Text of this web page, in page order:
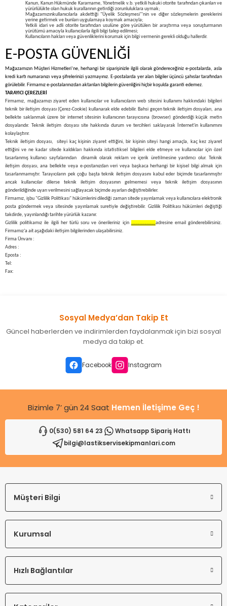
Kanun, Kanun Hükmünde Kararname, Yönetmelik v.b. yetkili hukuki otorite tarafından çıkarılan ve
yürürlülükte olan hukuk kurallarının getirdiği zorunluluklara uymak;
Mağazamızınkullanıcılarla akdettiği "Üyelik Sözleşmesi"'nin ve diğer sözleşmelerin gereklerini
yerine getirmek ve bunları uygulamaya koymak amacıyla;
Yetkili idari ve adli otorite tarafından usulüne göre yürütülen bir araştırma veya soruşturmanın
yürütümü amacıyla kullanıcılarla ilgili bilgi talep edilmesi;
Kullanıcıların hakları veya güvenliklerini korumak için bilgi vermenin gerekli olduğu hallerdir.
E-POSTA GÜVENLİĞİ
Mağazamızın Müşteri Hizmetleri’ne, herhangi bir siparişinizle ilgili olarak göndereceğiniz e-postalarda, asla
kredi kartı numaranızı veya şifrelerinizi yazmayınız. E-postalarda yer alan bilgiler üçüncü şahıslar tarafından
görülebilir. Firmamız e-postalarınızdan aktarılan bilgilerin güvenliğini hiçbir koşulda garanti edemez.
TARAYICI ÇEREZLERİ
Firmamız, mağazamızı ziyaret eden kullanıcılar ve kullanıcıların web sitesini kullanımı hakkındaki bilgileri
teknik bir iletişim dosyası (Çerez-Cookie) kullanarak elde edebilir. Bahsi geçen teknik iletişim dosyaları, ana
bellekte saklanmak üzere bir internet sitesinin kullanıcının tarayıcısına (browser) gönderdiği küçük metin
dosyalarıdır. Teknik iletişim dosyası site hakkında durum ve tercihleri saklayarak İnternet'in kullanımını
kolaylaştırır.
Teknik iletişim dosyası, siteyi kaç kişinin ziyaret ettiğini, bir kişinin siteyi hangi amaçla, kaç kez ziyaret
ettiğini ve ne kadar sitede kaldıkları hakkında istatistiksel bilgileri elde etmeye ve kullanıcılar için özel
tasarlanmış kullanıcı sayfalarından dinamik olarak reklam ve içerik üretilmesine yardımcı olur. Teknik
iletişim dosyası, ana bellekte veya e-postanızdan veri veya başkaca herhangi bir kişisel bilgi almak için
tasarlanmamıştır. Tarayıcıların pek çoğu başta teknik iletişim dosyasını kabul eder biçimde tasarlanmıştır
ancak kullanıcılar dilerse teknik iletişim dosyasının gelmemesi veya teknik iletişim dosyasının
gönderildiğinde uyarı verilmesini sağlayacak biçimde ayarları değiştirebilirler.
Firmamız, işbu "Gizlilik Politikası" hükümlerini dilediği zaman sitede yayınlamak veya kullanıcılara elektronik
posta göndermek veya sitesinde yayınlamak suretiyle değiştirebilir. Gizlilik Politikası hükümleri değiştiği
takdirde, yayınlandığı tarihte yürürlük kazanır.
Gizlilik politikamız ile ilgili her türlü soru ve önerileriniz için ………………..adresine email gönderebilirsiniz.
Firmamız’a ait aşağıdaki iletişim bilgilerinden ulaşabilirsiniz.
Firma Ünvanı :
Adres :
Eposta :
Tel:
Fax:
Sosyal Medya’dan Takip Et
Güncel haberlerden ve indirimlerden faydalanmak için bizi sosyal
medya da takip et.
Facebook Instagram
Bizimle 7’ gün 24 Saat Hemen İletişime Geç !
0(530) 581 64 23
Whatsapp Sipariş Hattı
bilgi@lastikservisekipmanlari.com
Müşteri Bilgi
Kurumsal
Hızlı Bağlantılar